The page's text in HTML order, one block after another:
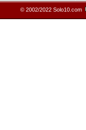
© 2002/2022 Solo10.com